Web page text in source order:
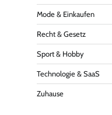
Mode & Einkaufen
Recht & Gesetz
Sport & Hobby
Technologie & SaaS
Zuhause